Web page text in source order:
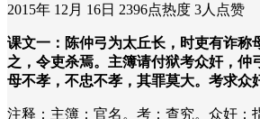
2015年 12月 16日 2396点热度 3人点赞
课文一：陈仲弓为太丘长，时吏有诈称
之，令吏杀焉。主簿请付狱考众奸，仲
母不孝，不忠不孝，其罪莫大。考求众
注释：主簿：官名。考：查究。众奸：